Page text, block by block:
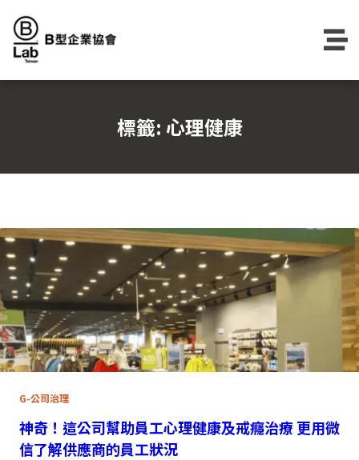
content
標籤: 心理健康
G-公司治理
神奇！這公司幫助員工心理健康及戒癮治療 更用微
信了解供應商的員工狀況